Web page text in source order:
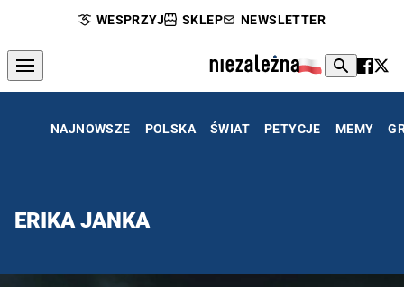
WESPRZYJ SKLEP NEWSLETTER
NAJNOWSZE POLSKA ŚWIAT PETYCJE MEMY
ERIKA JANKA